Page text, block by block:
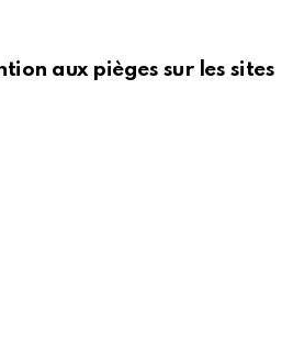
aux pièges sur les sites